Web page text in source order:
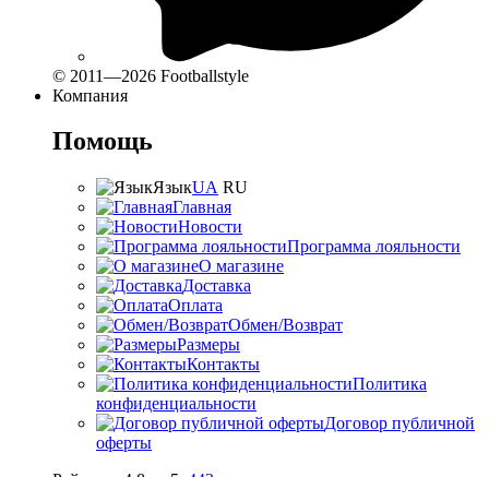
© 2011—2026 Footballstyle
Компания
Помощь
ЯзыкUA RU
Главная
Новости
Программа лояльности
О магазине
Доставка
Оплата
Обмен/Возврат
Размеры
Контакты
Политика
конфиденциальности
Договор публичной
оферты